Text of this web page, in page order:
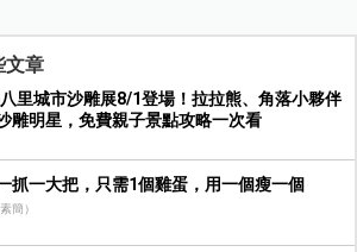
文章
里城市沙雕展8/1登場！拉拉熊、角落小夥伴
雕明星，免費親子景點攻略一次看
抓一大把，只需1個雞蛋，用一個瘦一個
簡）